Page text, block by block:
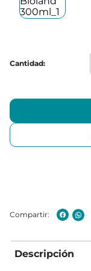
Descripción